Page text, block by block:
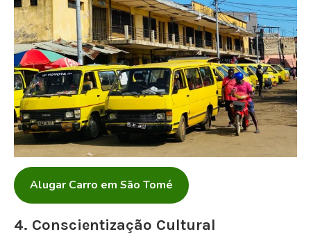
Alugar Carro em São Tomé
4. Conscientização Cultural